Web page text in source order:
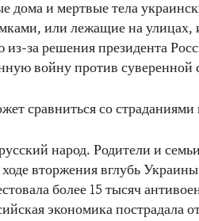
дома и мертвые тела
или лежащие на улицах,
из-за решения президента
войну против суверенной
сравниться со
народ. Родители и
вторжения вглубь
более 15 тысяч
экономика пострадала